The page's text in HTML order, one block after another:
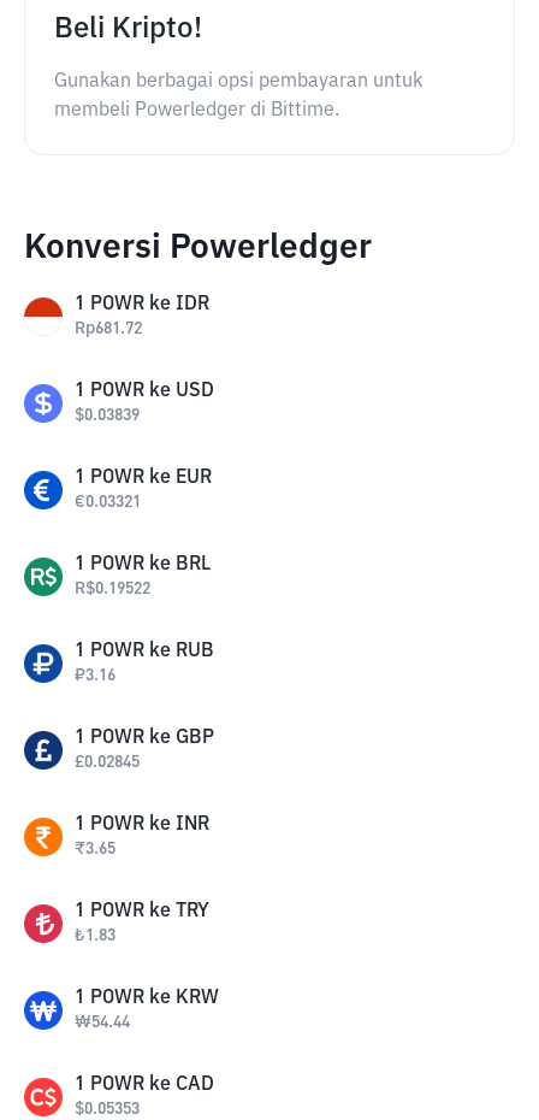
Beli Kripto!
Gunakan berbagai opsi pembayaran untuk
membeli Powerledger di Bittime.
Konversi Powerledger
1 POWR ke IDR
Rp681.72
1 POWR ke USD
$0.03839
1 POWR ke EUR
€0.03321
1 POWR ke BRL
R$0.19522
1 POWR ke RUB
₽3.16
1 POWR ke GBP
£0.02845
1 POWR ke INR
₹3.65
1 POWR ke TRY
₺1.83
1 POWR ke KRW
₩54.44
1 POWR ke CAD
$0.05353